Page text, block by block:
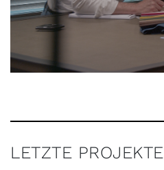
LETZTE PROJEKTE